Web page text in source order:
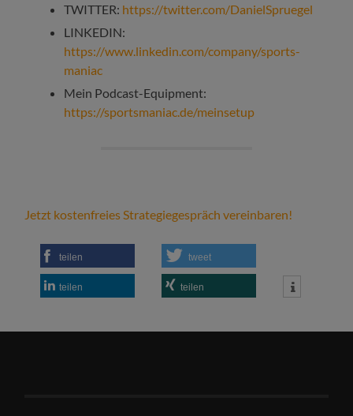
TWITTER: https://twitter.com/DanielSpruegel
LINKEDIN:
https://www.linkedin.com/company/sports-
maniac
Mein Podcast-Equipment:
https://sportsmaniac.de/meinsetup
Jetzt kostenfreies Strategiegespräch vereinbaren!
teilen tweet
teilen teilen